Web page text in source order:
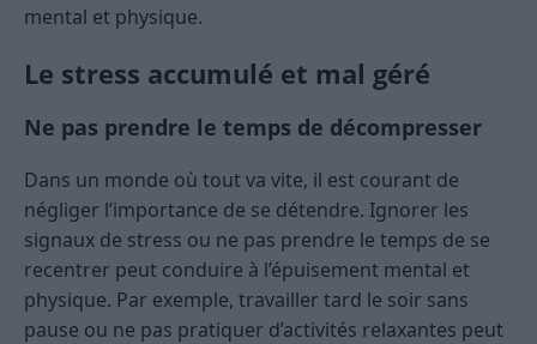
mental et physique.
Le stress accumulé et mal géré
Ne pas prendre le temps de décompresser
Dans un monde où tout va vite, il est courant de
négliger l’importance de se détendre. Ignorer les
signaux de stress ou ne pas prendre le temps de se
recentrer peut conduire à l’épuisement mental et
physique. Par exemple, travailler tard le soir sans
pause ou ne pas pratiquer d’activités relaxantes peut